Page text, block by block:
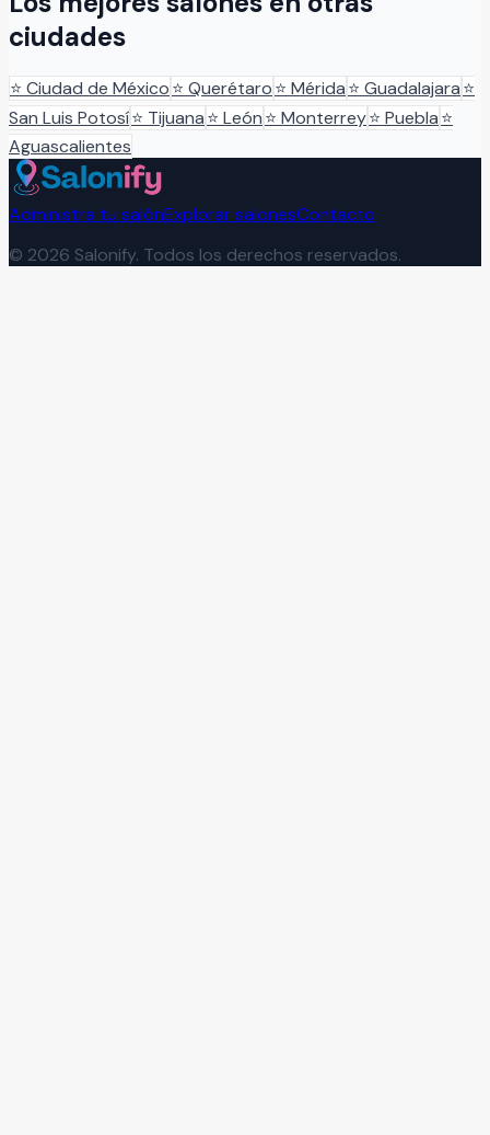
ciudades
⭐ Ciudad de México⭐ Querétaro⭐ Mérida⭐ Guadalajara⭐
San Luis Potosí⭐ Tijuana⭐ León⭐ Monterrey⭐ Puebla⭐
Aguascalientes
Administra tu salónExplorar salonesContacto
© 2026 Salonify. Todos los derechos reservados.